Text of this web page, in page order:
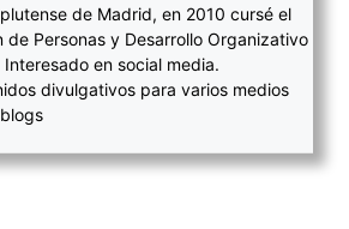
de Madrid, en 2010 cursé el
de Personas y Desarrollo Organizativo
en social media.
divulgativos para varios medios